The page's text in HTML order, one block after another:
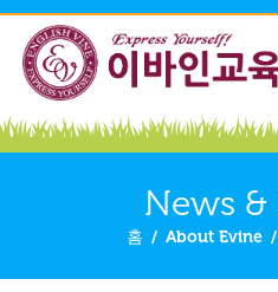
News
홈 / About Evine /